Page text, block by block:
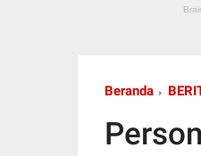
Beranda